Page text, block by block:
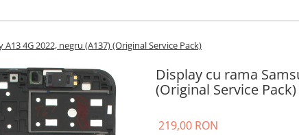
4G 2022, negru (A137) (Original Service Pack)
Display cu rama
(Original Service Pack)
219,00 RON